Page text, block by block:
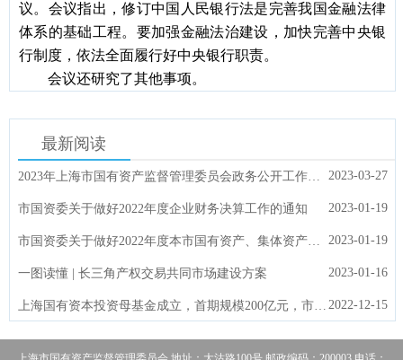
议。会议指出，修订中国人民银行法是完善我国金融法律
体系的基础工程。要加强金融法治建设，加快完善中央银
行制度，依法全面履行好中央银行职责。
会议还研究了其他事项。
最新阅读
2023-03-27
2023年上海市国有资产监督管理委员会政务公开工作要点
2023-01-19
市国资委关于做好2022年度企业财务决算工作的通知
2023-01-19
市国资委关于做好2022年度本市国有资产、集体资产统计及报告编制工作的通知
2023-01-16
一图读懂 | 长三角产权交易共同市场建设方案
2022-12-15
上海国有资本投资母基金成立，首期规模200亿元，市委副书记、市长龚正揭牌